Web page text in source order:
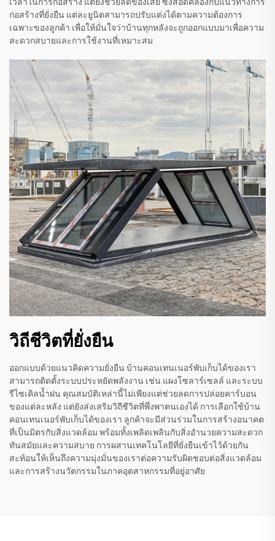
ก่อสร้างที่ยั่งยืน แต่ละยูนิตสามารถปรับแต่งได้ตามความต้องการ
เฉพาะของลูกค้า เพื่อให้มั่นใจว่าบ้านทุกหลังจะถูกออกแบบมาเพื่อความ
สะดวกสบายและการใช้งานที่เหมาะสม
วิถีชีวิตที่ยั่งยืน
ออกแบบด้วยแนวคิดความยั่งยืน บ้านคอนเทนเนอร์พับเก็บได้ของเรา
สามารถติดตั้งระบบประหยัดพลังงาน เช่น แผงโซลาร์เซลล์ และระบบ
รีไซเคิลน้ำฝน คุณสมบัติเหล่านี้ไม่เพียงแต่ช่วยลดการปล่อยคาร์บอน
ของแต่ละหลัง แต่ยังส่งเสริมวิถีชีวิตที่พึ่งพาตนเองได้ การเลือกใช้บ้าน
คอนเทนเนอร์พับเก็บได้ของเรา ลูกค้าจะมีส่วนร่วมในการสร้างอนาคต
ที่เป็นมิตรกับสิ่งแวดล้อม พร้อมทั้งเพลิดเพลินกับสิ่งอำนวยความสะดวก
ทันสมัยและความสบาย การผสานเทคโนโลยีที่ยั่งยืนเข้าไว้ด้วยกัน
สะท้อนให้เห็นถึงความมุ่งมั่นของเราต่อความรับผิดชอบต่อสิ่งแวดล้อม
และการสร้างนวัตกรรมในภาคอุตสาหกรรมที่อยู่อาศัย